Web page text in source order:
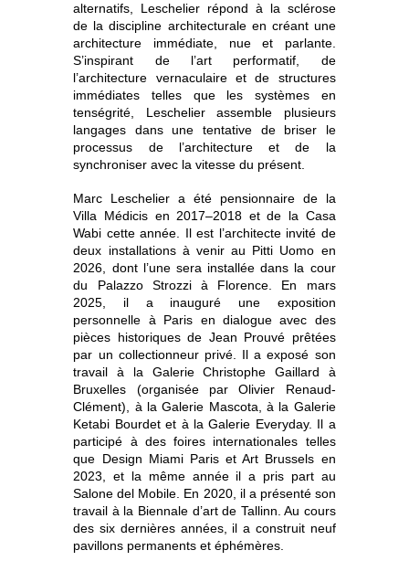
alternatifs, Leschelier répond à la sclérose
de la discipline architecturale en créant une
architecture immédiate, nue et parlante.
S’inspirant de l’art performatif, de
l’architecture vernaculaire et de structures
immédiates telles que les systèmes en
tenségrité, Leschelier assemble plusieurs
langages dans une tentative de briser le
processus de l’architecture et de la
synchroniser avec la vitesse du présent.
Marc Leschelier a été pensionnaire de la
Villa Médicis en 2017–2018 et de la Casa
Wabi cette année. Il est l’architecte invité de
deux installations à venir au Pitti Uomo en
2026, dont l’une sera installée dans la cour
du Palazzo Strozzi à Florence. En mars
2025, il a inauguré une exposition
personnelle à Paris en dialogue avec des
pièces historiques de Jean Prouvé prêtées
par un collectionneur privé. Il a exposé son
travail à la Galerie Christophe Gaillard à
Bruxelles (organisée par Olivier Renaud-
Clément), à la Galerie Mascota, à la Galerie
Ketabi Bourdet et à la Galerie Everyday. Il a
participé à des foires internationales telles
que Design Miami Paris et Art Brussels en
2023, et la même année il a pris part au
Salone del Mobile. En 2020, il a présenté son
travail à la Biennale d’art de Tallinn. Au cours
des six dernières années, il a construit neuf
pavillons permanents et éphémères.